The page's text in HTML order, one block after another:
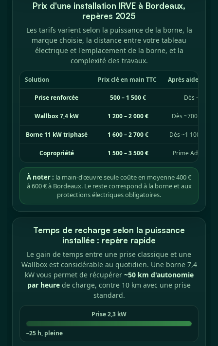
Prix d'une installation IRVE à Bordeaux,
repères 2025
Les tarifs varient selon la puissance de la borne, la
marque choisie, la distance entre votre tableau
électrique et l'emplacement de la borne, et la
complexité des travaux.
Solution Prix clé en main TTC Après aides
Prise renforcée 500 – 1 500 € Dès ~300 €,
Wallbox 7,4 kW 1 200 – 2 000 € Dès ~700 €,
Borne 11 kW triphasé 1 600 – 2 700 € Dès ~1 100 €,
Copropriété 1 500 – 3 500 € Prime Advenir
À noter : la main-d'œuvre seule coûte en moyenne 400 €
à 600 € à Bordeaux. Le reste correspond à la borne et aux
protections électriques obligatoires.
Temps de recharge selon la puissance
installée : repère rapide
Le gain de temps entre une prise classique et une
Wallbox est considérable au quotidien. Une borne 7,4
kW vous permet de récupérer ~50 km d'autonomie
par heure de charge, contre 10 km avec une prise
standard.
Prise 2,3 kW
~25 h, pleine